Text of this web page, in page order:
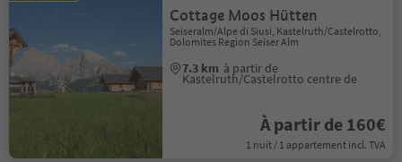
Cottage Moos Hütten
Seiseralm/Alpe di Siusi, Kastelruth/Castelrotto,
Dolomites Region Seiser Alm
7.3 km à partir de
Kastelruth/Castelrotto centre de
À partir de 160€
1 nuit / 1 appartement incl. TVA